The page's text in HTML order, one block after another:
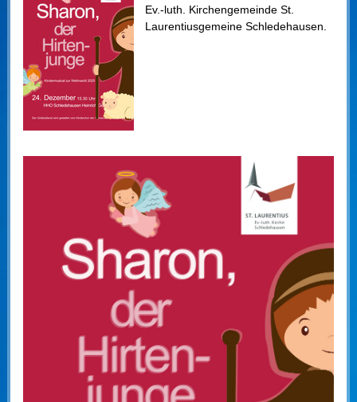
Ev.-luth. Kirchengemeinde St.
Laurentiusgemeine Schledehausen.